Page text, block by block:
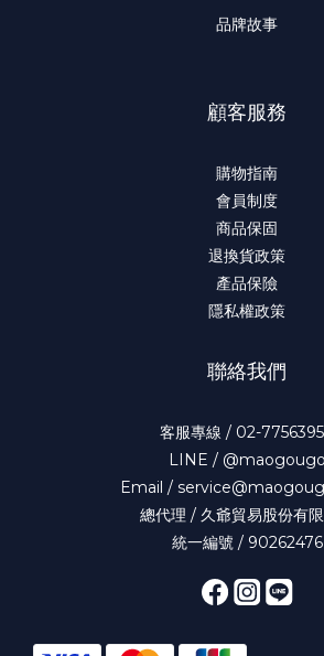
品牌故事
顧客服務
購物指南
會員制度
商品保固
退換貨政策
產品保險
隱私權政策
聯絡我們
客服專線 / 02-
LINE / @maogougo
Email /
總代理 / 久爺貿易股份有
統一編號 / 90262476